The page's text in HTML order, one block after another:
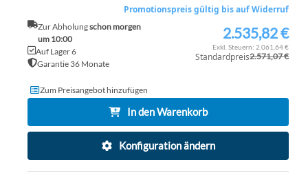
Zur Abholungschon morgen
um 10:00
Auf Lager 6
Garantie 36 Monate
Promotionspreis gültig bis auf Widerruf
Sonderpreis2.535,82 €
2.061,64 €
Standardpreis2.571,07 €
Zum Preisangebot hinzufügen
In den Warenkorb
Konfiguration ändern